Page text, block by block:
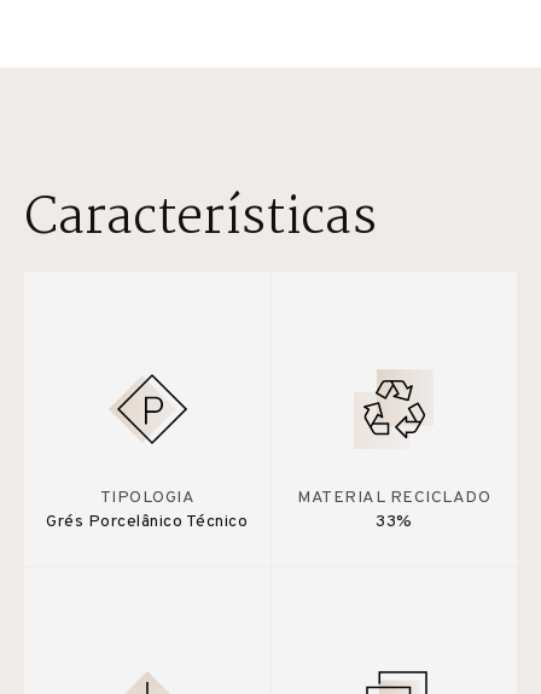
Características
TIPOLOGIA
Grés Porcelânico Técnico
MATERIAL RECICLADO
33%